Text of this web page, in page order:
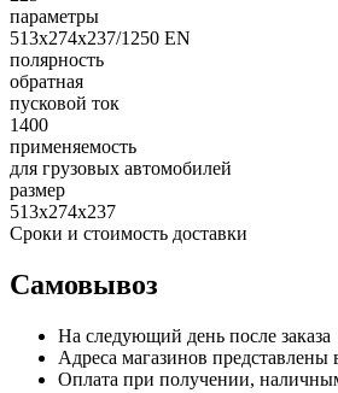
параметры
513х274х237/1250 EN
полярность
обратная
пусковой ток
1400
применяемость
для грузовых автомобилей
размер
513х274х237
Сроки и стоимость доставки
Самовывоз
На следующий день после заказа
Адреса магазинов
Оплата при получении,